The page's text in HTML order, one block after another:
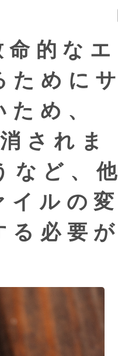
的なエ
ためにサ
め、
されま
など、他
ルの変
る必要が